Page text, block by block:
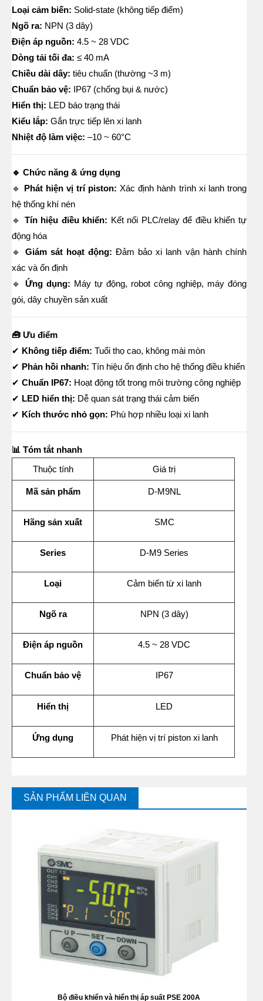
Loại cảm biến: Solid-state (không tiếp điểm)
Ngõ ra: NPN (3 dây)
Điện áp nguồn: 4.5 ~ 28 VDC
Dòng tải tối đa: ≤ 40 mA
Chiều dài dây: tiêu chuẩn (thường ~3 m)
Chuẩn bảo vệ: IP67 (chống bụi & nước)
Hiển thị: LED báo trạng thái
Kiểu lắp: Gắn trực tiếp lên xi lanh
Nhiệt độ làm việc: –10 ~ 60°C
🔹 Chức năng & ứng dụng
🔹 Phát hiện vị trí piston: Xác định hành trình xi lanh trong
hệ thống khí nén
🔹 Tín hiệu điều khiển: Kết nối PLC/relay để điều khiển tự
động hóa
🔹Giám sát hoạt động: Đảm bảo xi lanh vận hành chính
xác và ổn định
🔹 Ứng dụng: Máy tự động, robot công nghiệp, máy đóng
gói, dây chuyền sản xuất
🧰 Ưu điểm
✔ Không tiếp điểm: Tuổi thọ cao, không mài mòn
✔ Phản hồi nhanh: Tín hiệu ổn định cho hệ thống điều khiển
✔ Chuẩn IP67: Hoạt động tốt trong môi trường công nghiệp
✔ LED hiển thị: Dễ quan sát trạng thái cảm biến
✔ Kích thước nhỏ gọn: Phù hợp nhiều loại xi lanh
📊 Tóm tắt nhanh
Thuộc tính
Giá trị
Mã sản phẩm D-M9NL
Hãng sản xuất SMC
Series D-M9 Series
Loại Cảm biến từ xi lanh
Ngõ ra NPN (3 dây)
Điện áp nguồn 4.5 ~ 28 VDC
Chuẩn bảo vệ IP67
Hiển thị LED
Ứng dụng Phát hiện vị trí piston xi lanh
SẢN PHẨM LIÊN QUAN
Bộ điều khiển và hiển thị áp suất PSE 200A